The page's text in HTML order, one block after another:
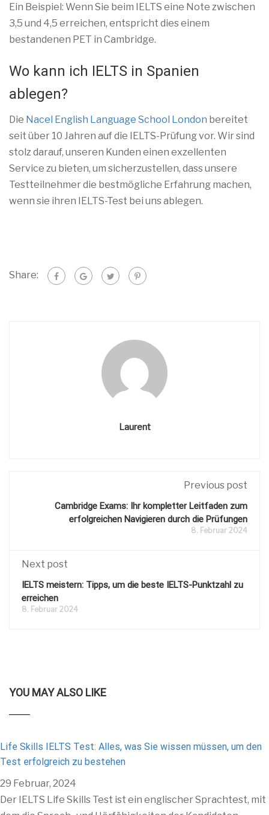
Ein Beispiel: Wenn Sie beim IELTS eine Note zwischen
3,5 und 4,5 erreichen, entspricht dies einem
bestandenen PET in Cambridge.
Wo kann ich IELTS in Spanien
ablegen?
Die Nacel English Language School London bereitet
seit über 10 Jahren auf die IELTS-Prüfung vor. Wir sind
stolz darauf, unseren Kunden einen exzellenten
Service zu bieten, um sicherzustellen, dass unsere
Testteilnehmer die bestmögliche Erfahrung machen,
wenn sie ihren IELTS-Test bei uns ablegen.
Share:
Laurent
Previous post
Cambridge Exams: Ihr kompletter Leitfaden zum
erfolgreichen Navigieren durch die Prüfungen
8. Februar 2024
Next post
IELTS meistern: Tipps, um die beste IELTS-Punktzahl zu
erreichen
8. Februar 2024
YOU MAY ALSO LIKE
Life Skills IELTS Test: Alles, was Sie wissen müssen, um den
Test erfolgreich zu bestehen
29 Februar, 2024
Der IELTS Life Skills Test ist ein englischer Sprachtest, mit